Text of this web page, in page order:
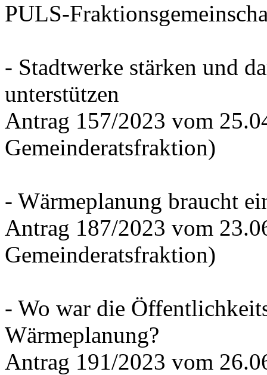
PULS-
- Stadtwerke stärken und
unterstützen
Antrag 157/2023 vom
Gemeinderatsfraktion)
- Wärmeplanung braucht
Antrag 187/2023 vom
Gemeinderatsfraktion)
- Wo war die
Wärmeplanung?
Antrag 191/2023 vom